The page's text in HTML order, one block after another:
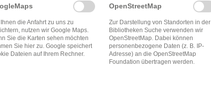
Logfile erfasst.
die Anfahrt zu uns zu
nutzen wir Google Maps.
Sie die Karten sehen möchten
Sie hier zu. Google speichert
Dateien auf Ihrem Rechner.
OpenStreetMap
Zur Darstellung von Standorten in der
Bibliotheken Suche verwenden wir
OpenStreetMap. Dabei können
personenbezogene Daten (z. B. IP-
Adresse) an die OpenStreetMap
Foundation übertragen werden.